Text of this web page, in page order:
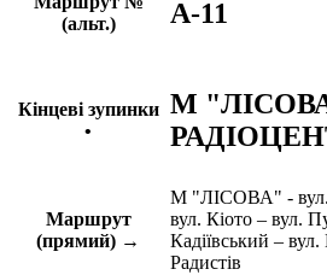
(альт.)
A-11
Кінцеві зупинки
•
М
Маршрут
(прямий) →
М "ЛІСОВА" - вул.
вул. Кіото – вул.
Кадіївський –
Радистів